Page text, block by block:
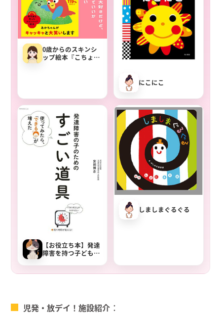
0歳からのスキンシ
ップ絵本『こちょこ
にこにこ
【お役立ち本】発達
障害を持つ子ども達
しましまぐるぐる
児発・放デイ！施設紹介